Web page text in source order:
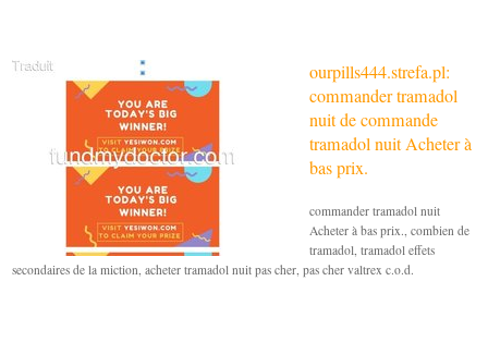
ourpills444.strefa.pl:
commander tramadol
nuit de commande
tramadol nuit Acheter à
bas prix.
commander tramadol nuit
Acheter à bas prix., combien de
tramadol, tramadol effets
secondaires de la miction, acheter tramadol nuit pas cher, pas cher valtrex c.o.d.